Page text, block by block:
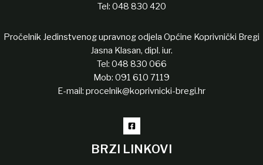
Tel: 048 830 420
Pročelnik Jedinstvenog upravnog odjela Općine Koprivnički Bregi
Jasna Klasan, dipl. iur.
Tel: 048 830 066
Mob: 091 610 7119
E-mail: procelnik@koprivnicki-bregi.hr
BRZI LINKOVI